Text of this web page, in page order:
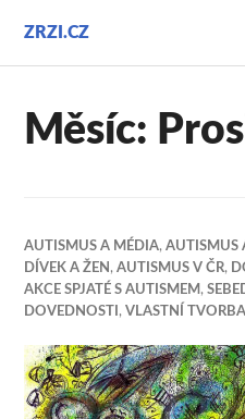
obsahu
ZRZI.CZ
Měsíc:
AUTISMUS A MÉDIA,AUTISMUS
DÍVEK A ŽEN ,AUTISMUS V ČR,
AKCE SPJATÉ S AUTISMEM ,
DOVEDNOSTI ,VLASTNÍ